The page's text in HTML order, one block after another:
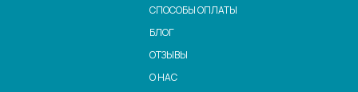
СПОСОБЫ ОПЛАТЫ
БЛОГ
О НАС
ОТЗЫВЫ